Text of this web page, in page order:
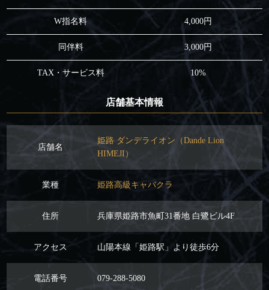
W指名料 4,000円
同伴料 3,000円
TAX・サービス料 10%
店舗基本情報
店舗名
姫路 ダンデライオン（Dande Lion
HIMEJI）
業種 姫路高級キャバクラ
住所 兵庫県姫路市魚町31番地 白鷺ビル4F
アクセス 山陽本線「姫路駅」より徒歩6分
電話番号 079-288-5080